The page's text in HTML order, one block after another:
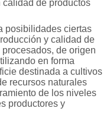
de productos
posibilidades ciertas
y calidad de
de origen
en forma
destinada a cultivos
recursos naturales
de los niveles
productores y